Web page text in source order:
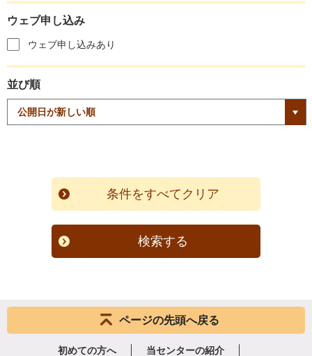
ウェブ申し込み
ウェブ申し込みあり
並び順
検索する
ページの先頭へ戻る
初めての方へ 当センターの紹介